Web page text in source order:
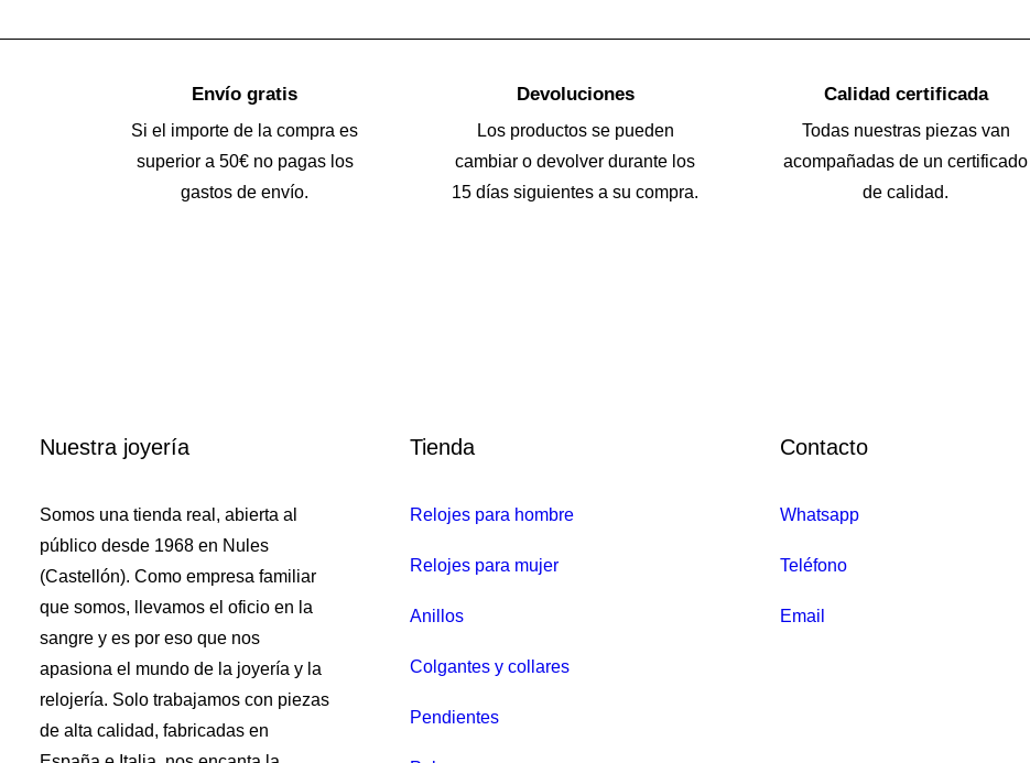
Envío gratis
Si el importe de la compra es
superior a 50€ no pagas los
gastos de envío.
Devoluciones
Los productos se pueden
cambiar o devolver durante los
15 días siguientes a su compra.
Calidad certificada
Todas nuestras piezas van
acompañadas de un certificado
de calidad.
Nuestra joyería
Somos una tienda real, abierta al
público desde 1968 en Nules
(Castellón). Como empresa familiar
que somos, llevamos el oficio en la
sangre y es por eso que nos
apasiona el mundo de la joyería y la
relojería. Solo trabajamos con piezas
de alta calidad, fabricadas en
Tienda
Relojes para hombre
Relojes para mujer
Anillos
Colgantes y collares
Pendientes
Contacto
Whatsapp
Teléfono
Email